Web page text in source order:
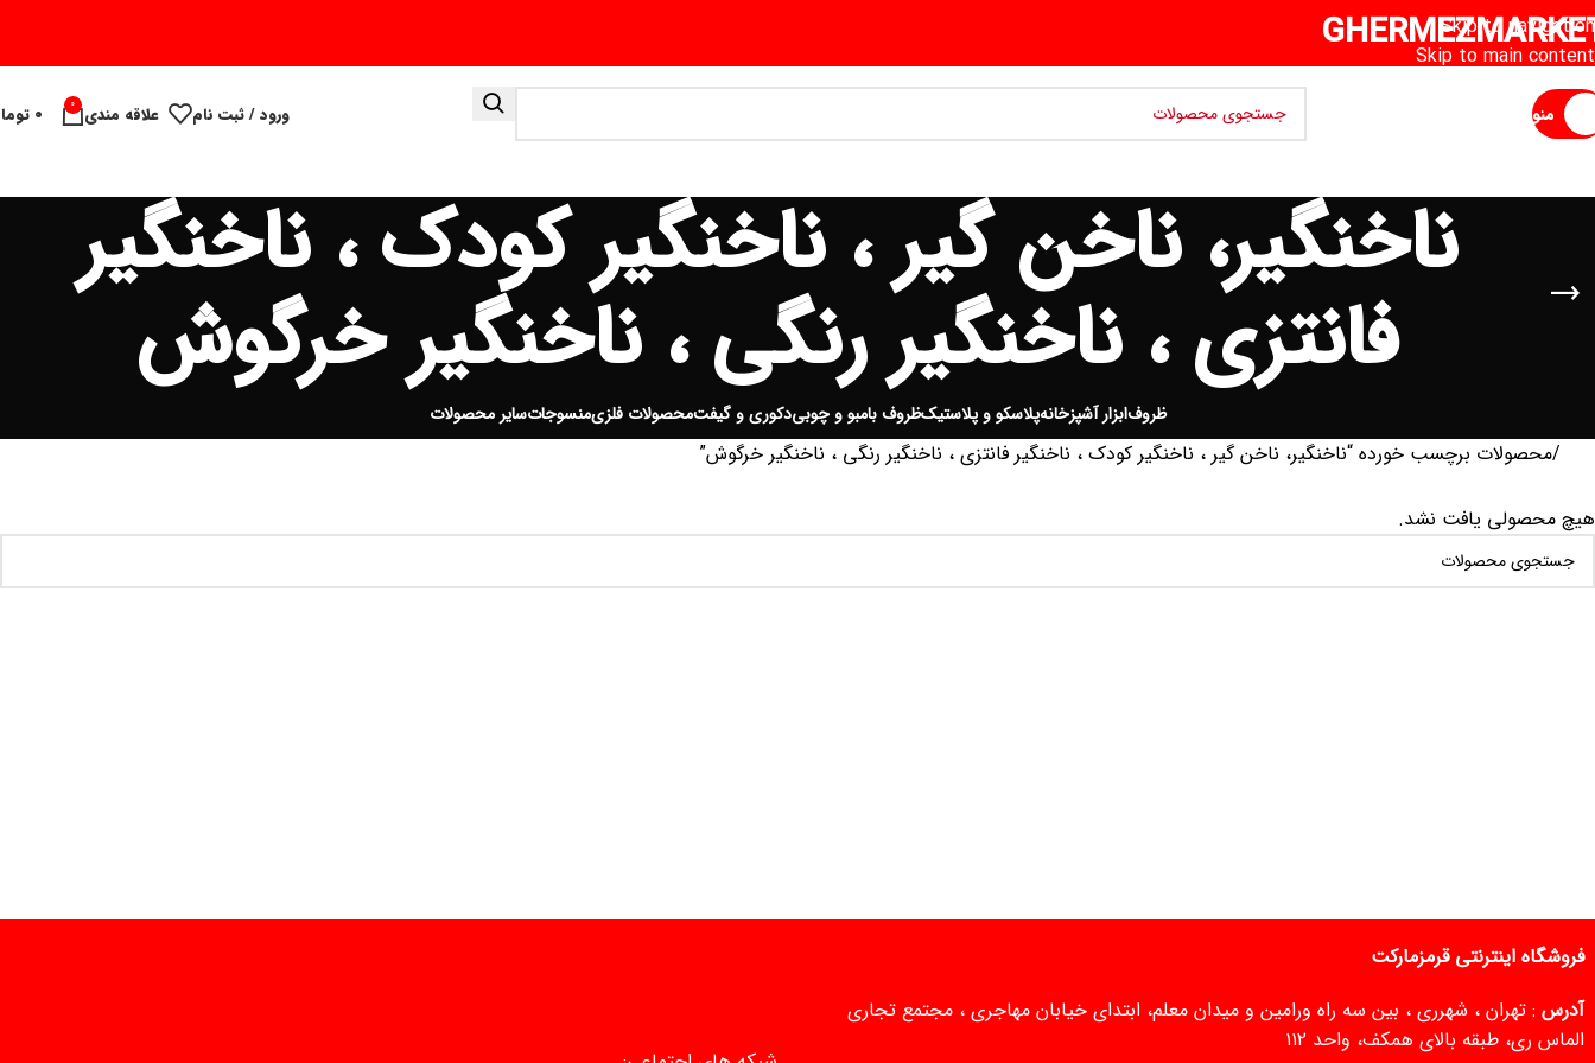
Skip to navigation
Skip to main content
منو ورود / ثبت نام علاقه مندی 0 ۰
ناخنگیر، ناخن گیر ، ناخنگیر کودک ، ناخنگیر
فانتزی ، ناخنگیر رنگی ، ناخنگیر خرگوش
ظروفابزار آشپزخانهپلاسکو و پلاستیکظروف بامبو و چوبیدکوری و گیفتمحصولات فلزیمنسوجاتسایر محصولات
محصولات برچسب خورده “ناخنگیر، ناخن گیر ، ناخنگیر کودک ، ناخنگیر فانتزی ، ناخنگیر رنگی ، ناخنگیر خرگوش”
هیچ محصولی یافت نشد.
فروشگاه اینترنتی قرمزمارکت
آدرس : تهران ، شهرری ، بین سه راه ورامین و میدان معلم، ابتدای خیابان مهاجری ، مجتمع تجاری
الماس ری، طبقه بالای همکف، واحد ۱۱۲